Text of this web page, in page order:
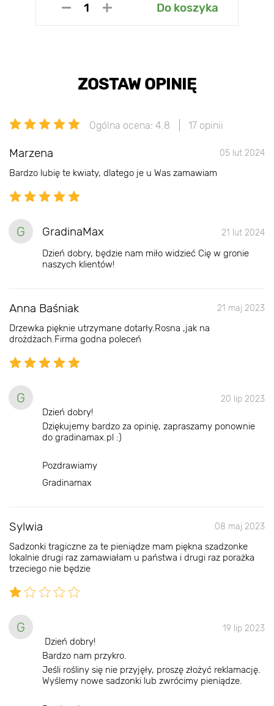
Do koszyka
ZOSTAW OPINIĘ
Ogólna ocena: 4.8 17 opinii
Marzena 05 lut 2024
Bardzo lubię te kwiaty, dlatego je u Was zamawiam
G GradinaMax 21 lut 2024
Dzień dobry, będzie nam miło widzieć Cię w gronie
naszych klientów!
Anna Baśniak 21 maj 2023
Drzewka pięknie utrzymane dotarły.Rosna ,jak na
drożdżach.Firma godna poleceń
G 20 lip 2023
Dzień dobry!
Dziękujemy bardzo za opinię, zapraszamy ponownie
do gradinamax.pl :)
Pozdrawiamy
Gradinamax
Sylwia 08 maj 2023
Sadzonki tragiczne za te pieniądze mam piękna szadzonke
lokalnie drugi raz zamawiałam u państwa i drugi raz porażka
trzeciego nie będzie
G 19 lip 2023
Dzień dobry!
Bardzo nam przykro.
Jeśli rośliny się nie przyjęły, proszę złożyć reklamację.
Wyślemy nowe sadzonki lub zwrócimy pieniądze.